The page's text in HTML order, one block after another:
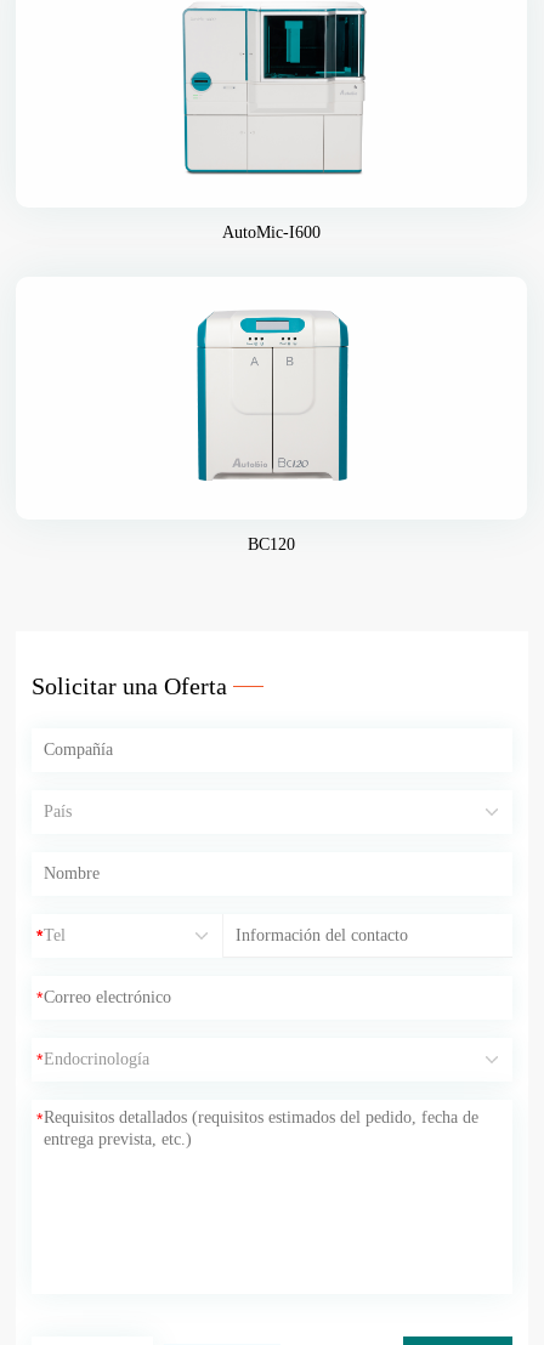
AutoMic-I600
BC120
Solicitar una Oferta
*
*
*
*
*